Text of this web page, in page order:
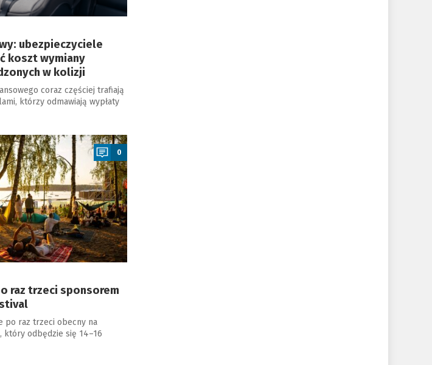
ubezpieczyciele
koszt wymiany
w kolizji
coraz częściej trafiają
którzy odmawiają wypłaty
0
raz trzeci sponsorem
po raz trzeci obecny na
który odbędzie się 14–16